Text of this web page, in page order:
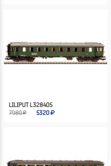
LILIPUT L328405
7980 ₽
5320